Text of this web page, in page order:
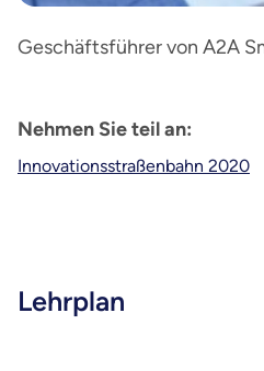
Geschäftsführer von A2A
Nehmen Sie teil an:
Innovationsstraßenbahn 2020
Lehrplan